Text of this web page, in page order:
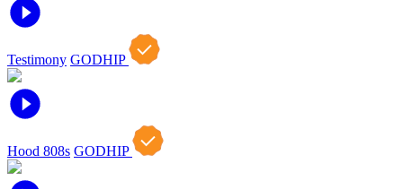
Testimony GODHIP
Hood 808s GODHIP